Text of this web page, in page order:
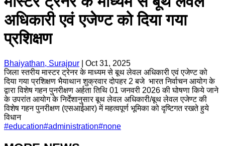
अधिकारी एवं एजेण्ट को दिया गया
प्रशिक्षण
Bhaiyathan, Surajpur
Oct 31, 2025
जिला स्तरीय मास्टर ट्रेनर के माध्यम से बूथ लेवल अधिकारी एवं एजेण्ट को
दिया गया प्रशिक्षण भैयाथान शुक्रवार दोपहर 2 बजे भारत निर्वाचन आयोग के
द्वारा विशेष गहन पुनरीक्षण अर्हता तिथि 01 जनवरी 2026 की घोषणा किये जाने
के उपरांत आयोग के निर्देशानुसार बूथ लेवल अधिकारी/बूथ लेवल एजेण्ट की
विशेष गहन पुनरीक्षण (एसआईआर) में महत्वपूर्ण भूमिका को दृष्टिगत रखते हुये
विधान
#education#administration#none